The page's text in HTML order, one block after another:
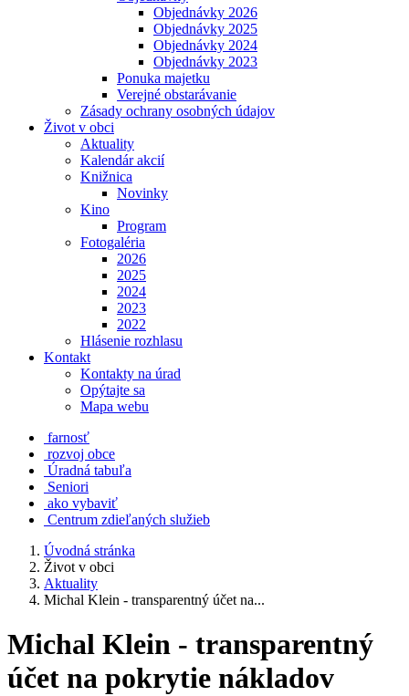
Objednávky 2026
Objednávky 2025
Objednávky 2024
Objednávky 2023
Ponuka majetku
Verejné obstarávanie
Zásady ochrany osobných údajov
Život v obci
Aktuality
Kalendár akcií
Knižnica
Novinky
Kino
Program
Fotogaléria
2026
2025
2024
2023
2022
Hlásenie rozhlasu
Kontakt
Kontakty na úrad
Opýtajte sa
Mapa webu
farnosť
rozvoj obce
Úradná tabuľa
Seniori
ako vybaviť
Centrum zdieľaných služieb
Úvodná stránka
Život v obci
Aktuality
Michal Klein - transparentný účet na...
Michal Klein - transparentný
účet na pokrytie nákladov